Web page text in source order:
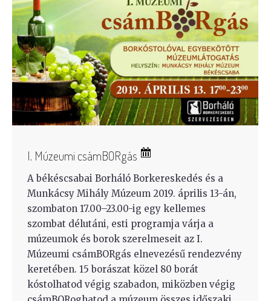
I. Múzeumi csámBORgás
A békéscsabai Borháló Borkereskedés és a
Munkácsy Mihály Múzeum 2019. április 13-án,
szombaton 17.00–23.00-ig egy kellemes
szombat délutáni, esti programja várja a
múzeumok és borok szerelmeseit az I.
Múzeumi csámBORgás elnevezésű rendezvény
keretében. 15 borászat közel 80 borát
kóstolhatod végig szabadon, miközben végig